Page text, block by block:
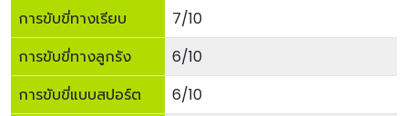
การขับขี่ทางเรียบ
7/10
การขับขี่ทางลูกรัง
6/10
การขับขี่แบบสปอร์ต
6/10